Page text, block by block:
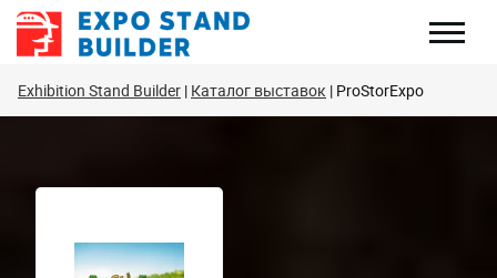
Перейти
Exhibition Stand Builder Каталог выставок ProStorExpo